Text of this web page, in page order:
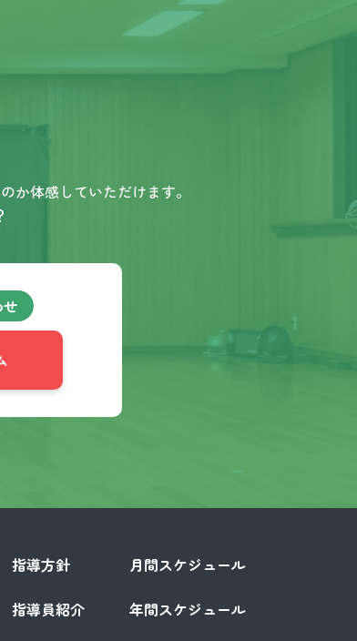
か体感していただけます。
指導方針
指導員紹介
月間スケジュール
年間スケジュール